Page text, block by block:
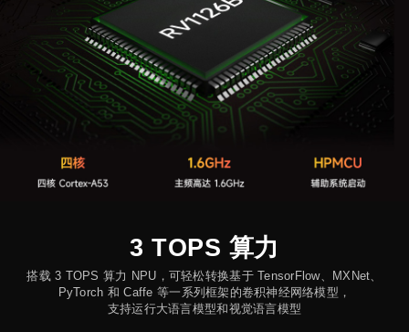
3 TOPS 算力
搭载 3 TOPS 算力 NPU，可轻松转换基于 TensorFlow、MXNet、
PyTorch 和 Caffe 等一系列框架的卷积神经网络模型，
支持运行大语言模型和视觉语言模型